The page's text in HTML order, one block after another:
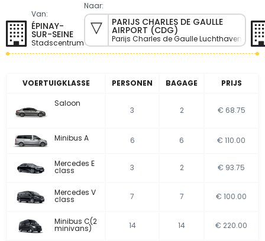
Van:
ÉPINAY-
SUR-SEINE
Stadscentrum
Naar:
PARIJS CHARLES DE GAULLE
AIRPORT (CDG)
Parijs Charles de Gaulle Luchthaven
VOERTUIGKLASSE PERSONEN BAGAGE
PRIJS
Saloon
3 2 € 68.75
Minibus A 6 6 € 110.00
Mercedes E
class 3 2 € 93.75
Mercedes V
class 7 7 € 100.00
Minibus C(2
minivans) 14 14 € 220.00